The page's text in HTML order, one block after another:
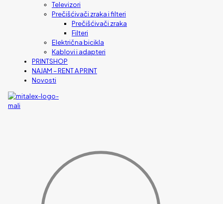
Televizori
Prečišćivači zraka i filteri
Prečišćivači zraka
Filteri
Električna bicikla
Kablovi i adapteri
PRINTSHOP
NAJAM – RENT A PRINT
Novosti